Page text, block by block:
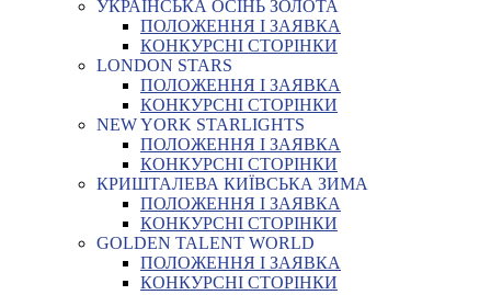
УКРАЇНСЬКА ОСІНЬ ЗОЛОТА
ПОЛОЖЕННЯ І ЗАЯВКА
КОНКУРСНІ СТОРІНКИ
LONDON STARS
ПОЛОЖЕННЯ І ЗАЯВКА
КОНКУРСНІ СТОРІНКИ
NEW YORK STARLIGHTS
ПОЛОЖЕННЯ І ЗАЯВКА
КОНКУРСНІ СТОРІНКИ
КРИШТАЛЕВА КИЇВСЬКА ЗИМА
ПОЛОЖЕННЯ І ЗАЯВКА
КОНКУРСНІ СТОРІНКИ
GOLDEN TALENT WORLD
ПОЛОЖЕННЯ І ЗАЯВКА
КОНКУРСНІ СТОРІНКИ